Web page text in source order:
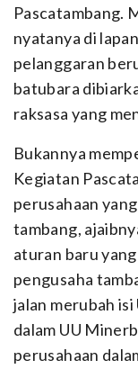
Pascatambang.
nyatanya di
pelanggaran
batubara
raksasa yang
Bukannya
Kegiatan
perusahaan
tambang,
aturan baru
pengusaha
jalan merubah
dalam UU
perusahaan